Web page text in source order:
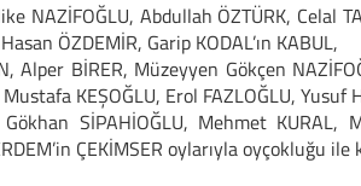
NAZİFOĞLU, Abdullah ÖZTÜRK, Celal
ÖZDEMİR, Garip KODAL’ın KABUL,
Alper BİRER, Müzeyyen Gökçen
KEŞOĞLU, Erol FAZLOĞLU, Yusuf
SİPAHİOĞLU, Mehmet KURAL,
ÇEKİMSER oylarıyla oyçokluğu